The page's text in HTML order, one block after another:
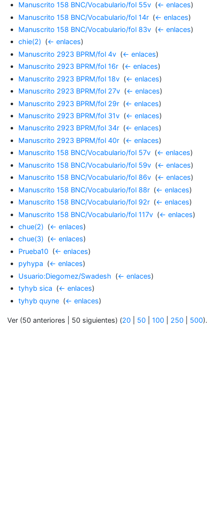
Manuscrito 158 BNC/Vocabulario/fol 55v (← enlaces)
Manuscrito 158 BNC/Vocabulario/fol 14r (← enlaces)
Manuscrito 158 BNC/Vocabulario/fol 83v (← enlaces)
chie(2) (← enlaces)
Manuscrito 2923 BPRM/fol 4v (← enlaces)
Manuscrito 2923 BPRM/fol 16r (← enlaces)
Manuscrito 2923 BPRM/fol 18v (← enlaces)
Manuscrito 2923 BPRM/fol 27v (← enlaces)
Manuscrito 2923 BPRM/fol 29r (← enlaces)
Manuscrito 2923 BPRM/fol 31v (← enlaces)
Manuscrito 2923 BPRM/fol 34r (← enlaces)
Manuscrito 2923 BPRM/fol 40r (← enlaces)
Manuscrito 158 BNC/Vocabulario/fol 57v (← enlaces)
Manuscrito 158 BNC/Vocabulario/fol 59v (← enlaces)
Manuscrito 158 BNC/Vocabulario/fol 86v (← enlaces)
Manuscrito 158 BNC/Vocabulario/fol 88r (← enlaces)
Manuscrito 158 BNC/Vocabulario/fol 92r (← enlaces)
Manuscrito 158 BNC/Vocabulario/fol 117v (← enlaces)
chue(2) (← enlaces)
chue(3) (← enlaces)
Prueba10 (← enlaces)
pyhypa (← enlaces)
Usuario:Diegomez/Swadesh (← enlaces)
tyhyb sica (← enlaces)
tyhyb quyne (← enlaces)
Ver (50 anteriores | 50 siguientes) (20 50 100 250 500).